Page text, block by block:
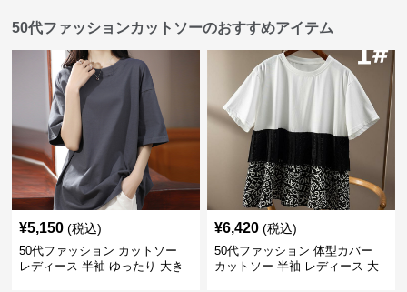
50代ファッションカットソーのおすすめアイテム
¥5,150 (税込)
50代ファッション カットソー
レディース 半袖 ゆったり 大き
¥6,420 (税込)
50代ファッション 体型カバー
カットソー 半袖 レディース 大